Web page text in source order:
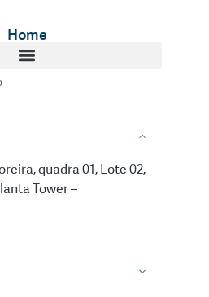
Home
quadra 01, Lote 02,
Tower –